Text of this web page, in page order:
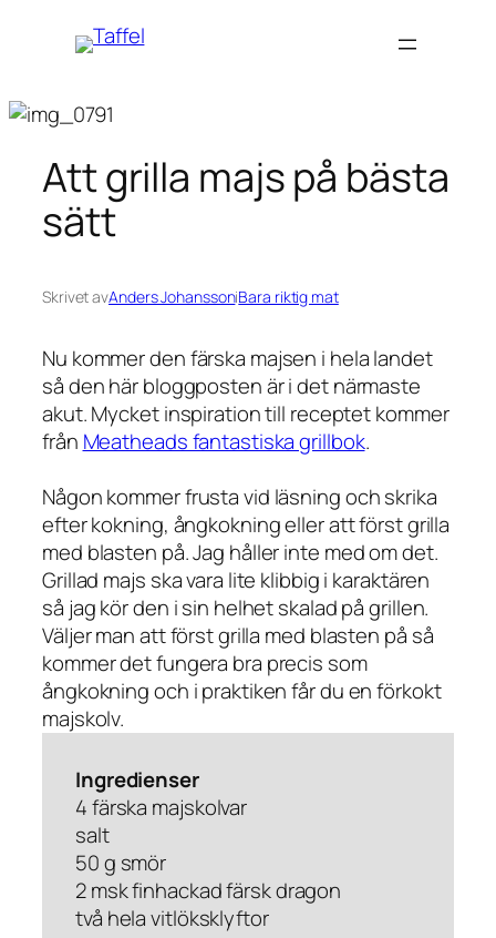
Att grilla majs på bästa
sätt
Skrivet avAnders JohanssoniBara riktig mat
Nu kommer den färska majsen i hela landet
så den här bloggposten är i det närmaste
akut. Mycket inspiration till receptet kommer
från Meatheads fantastiska grillbok.
Någon kommer frusta vid läsning och skrika
efter kokning, ångkokning eller att först grilla
med blasten på. Jag håller inte med om det.
Grillad majs ska vara lite klibbig i karaktären
så jag kör den i sin helhet skalad på grillen.
Väljer man att först grilla med blasten på så
kommer det fungera bra precis som
ångkokning och i praktiken får du en förkokt
majskolv.
Ingredienser
4 färska majskolvar
salt
50 g smör
2 msk finhackad färsk dragon
två hela vitlöksklyftor